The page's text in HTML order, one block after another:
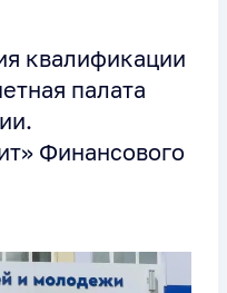
квалификации
палата
Финансового